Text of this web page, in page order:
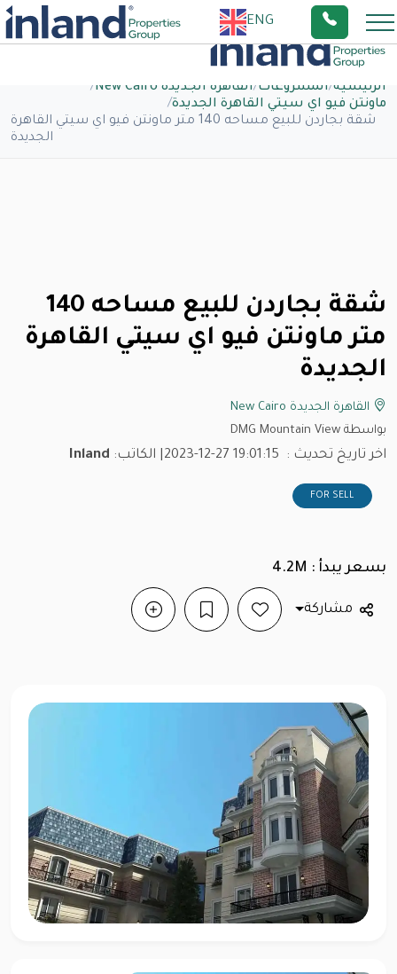
ENG
الرئيسية/المشروعات/القاهرة الجديدة New Cairo
/
ماونتن فيو اي سيتي القاهرة الجديدة/
شقة بجاردن للبيع مساحه 140 متر ماونتن فيو اي سيتي القاهرة
الجديدة
شقة بجاردن للبيع مساحه 140
متر ماونتن فيو اي سيتي القاهرة
الجديدة
القاهرة الجديدة New Cairo
بواسطة DMG Mountain View
اخر تاريخ تحديث : 2023-12-27 19:01:15 | الكاتب: Inland
FOR SELL
بسعر يبدأ : 4.2M
مشاركة